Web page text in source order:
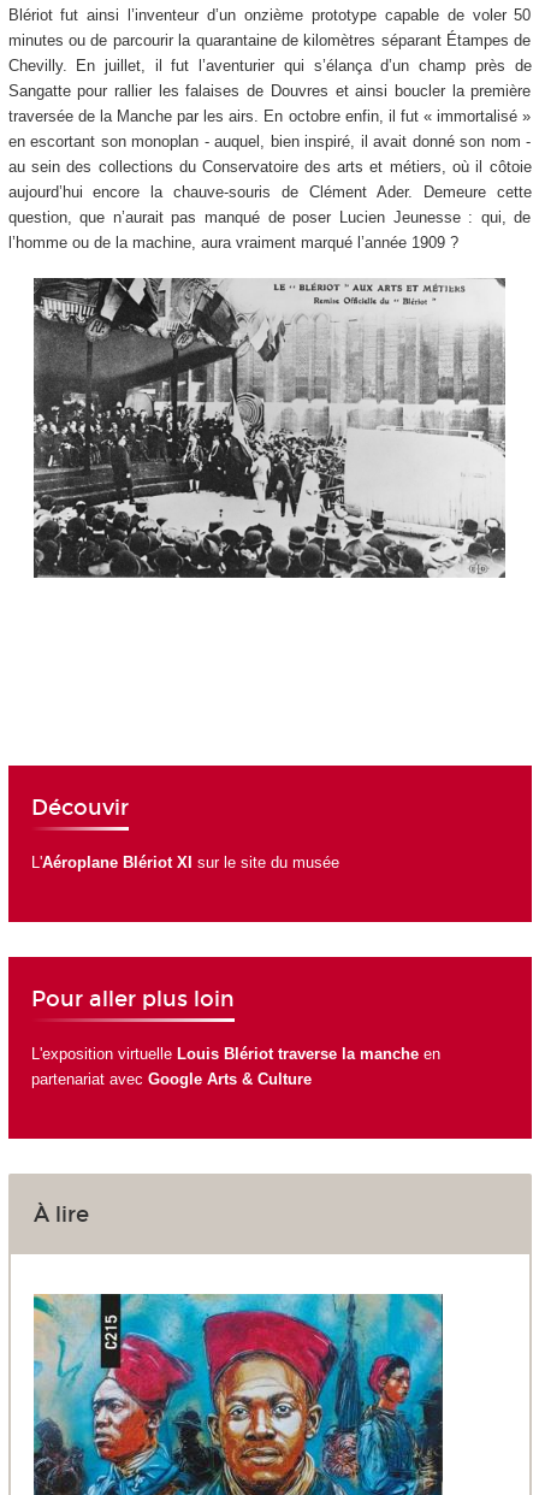
Blériot fut ainsi l’inventeur d’un onzième prototype capable de voler 50
minutes ou de parcourir la quarantaine de kilomètres séparant Étampes de
Chevilly. En juillet, il fut l’aventurier qui s’élança d’un champ près de
Sangatte pour rallier les falaises de Douvres et ainsi boucler la première
traversée de la Manche par les airs. En octobre enfin, il fut « immortalisé »
en escortant son monoplan - auquel, bien inspiré, il avait donné son nom -
au sein des collections du Conservatoire des arts et métiers, où il côtoie
aujourd’hui encore la chauve-souris de Clément Ader. Demeure cette
question, que n’aurait pas manqué de poser Lucien Jeunesse : qui, de
l’homme ou de la machine, aura vraiment marqué l’année 1909 ?
Découvir
L'Aéroplane Blériot XI sur le site du musée
Pour aller plus loin
L'exposition virtuelle Louis Blériot traverse la mancheen
partenariat avec Google Arts & Culture
À lire